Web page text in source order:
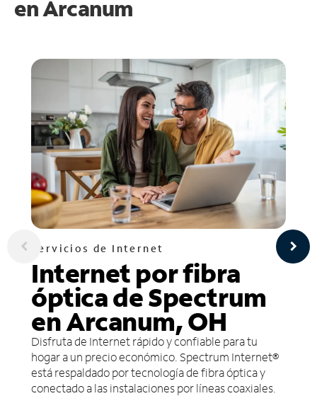
enArcanum
Servicios de Internet
Internet por fibra
óptica de Spectrum
en Arcanum, OH
Disfruta de Internet rápido y confiable para tu
hogar a un precio económico. Spectrum Internet®
está respaldado por tecnología de fibra óptica y
conectado a las instalaciones por líneas coaxiales.